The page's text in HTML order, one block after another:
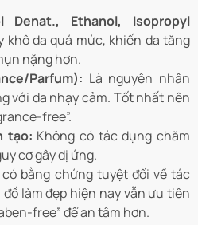
Denat., Ethanol, Isopropyl
khô da quá mức, khiến da tăng
nặng hơn.
Parfum): Là nguyên nhân
với da nhạy cảm. Tốt nhất nên
free”.
tạo: Không có tác dụng chăm
cơ gây dị ứng.
bằng chứng tuyệt đối về tác
làm đẹp hiện nay vẫn ưu tiên
free” để an tâm hơn.